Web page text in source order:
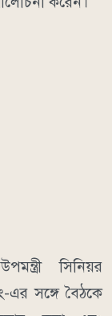
সিনিয়র
এর সঙ্গে বৈঠকে